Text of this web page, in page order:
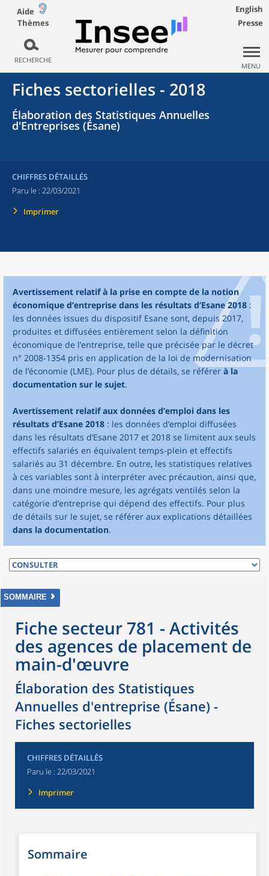
Aide
Thèmes
RECHERCHE
English
Presse
MENU
Fiches sectorielles - 2018
Élaboration des Statistiques Annuelles
d'Entreprises (Ésane)
CHIFFRES DÉTAILLÉS
Paru le : 22/03/2021
Imprimer
Avertissement relatif à la prise en compte de la notion
économique d’entreprise dans les résultats d’Esane 2018 :
les données issues du dispositif Esane sont, depuis 2017,
produites et diffusées entièrement selon la définition
économique de l’entreprise, telle que précisée par le décret
n° 2008-1354 pris en application de la loi de modernisation
de l’économie (LME). Pour plus de détails, se référerà la
documentation sur le sujet.
Avertissement relatif aux données d’emploi dans les
résultats d’Esane 2018 : les données d’emploi diffusées
dans les résultats d’Esane 2017 et 2018 se limitent aux seuls
effectifs salariés en équivalent temps-plein et effectifs
salariés au 31 décembre. En outre, les statistiques relatives
à ces variables sont à interpréter avec précaution, ainsi que,
dans une moindre mesure, les agrégats ventilés selon la
catégorie d’entreprise qui dépend des effectifs. Pour plus
de détails sur le sujet, se référer aux explications détaillées
dans la documentation.
SOMMAIRE
Fiche secteur 781 - Activités
des agences de placement de
main-d'œuvre
Élaboration des Statistiques
Annuelles d'entreprise (Ésane) -
Fiches sectorielles
CHIFFRES DÉTAILLÉS
Paru le : 22/03/2021
Imprimer
Sommaire